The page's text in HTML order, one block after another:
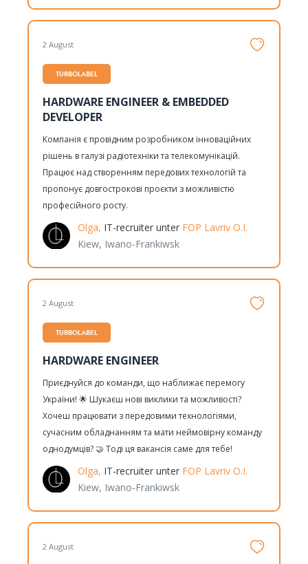
2 August
TURBOLABEL
HARDWARE ENGINEER & EMBEDDED
DEVELOPER
Компанія є провідним розробником інноваційних
рішень в галузі радіотехніки та телекомунікацій.
Працює над створенням передових технологій та
пропонує довгострокові проєкти з можливістю
професійного росту.
Olga, IT-recruiter unter FOP Lavriv O.I.
Kiew, Iwano-Frankiwsk
2 August
TURBOLABEL
HARDWARE ENGINEER
Приєднуйся до команди, що наближає перемогу
України! 🌟 Шукаєш нові виклики та можливості?
Хочеш працювати з передовими технологіями,
сучасним обладнанням та мати неймовірну команду
однодумців? 🤝 Тоді ця вакансія саме для тебе!
Olga, IT-recruiter unter FOP Lavriv O.I.
Kiew, Iwano-Frankiwsk
2 August